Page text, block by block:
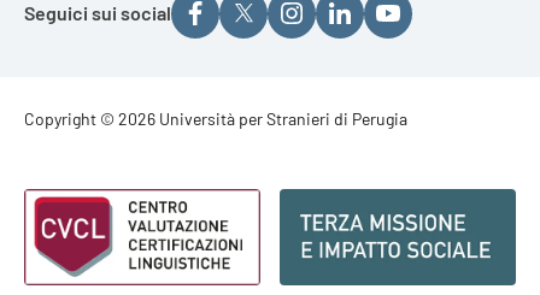
Seguici sui social
Footer - Copyright
Copyright © 2026 Università per Stranieri di Perugia
Footer - Loghi